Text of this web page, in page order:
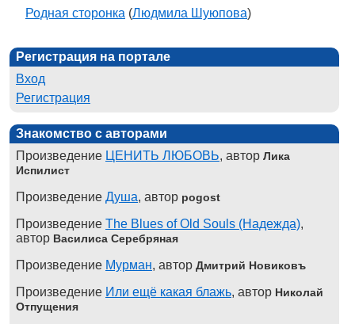
Родная сторонка (Людмила Шуюпова)
Регистрация на портале
Вход
Регистрация
Знакомство с авторами
Произведение ЦЕНИТЬ ЛЮБОВЬ, автор Лика
Испилист
Произведение Душа, автор pogost
Произведение The Blues of Old Souls (Надежда),
автор Василиса Серебряная
Произведение Мурман, автор Дмитрий Новиковъ
Произведение Или ещё какая блажь, автор Николай
Отпущения